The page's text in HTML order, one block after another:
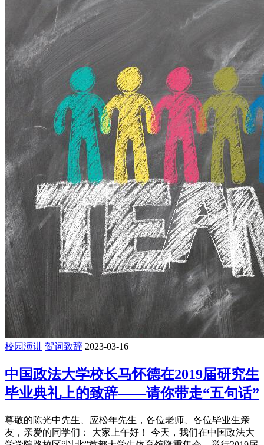
校园演讲 贺词致辞 2023-03-16
中国政法大学校长马怀德在2019届研究生
毕业典礼上的致辞——请你带走“五句话”
尊敬的陈光中先生、应松年先生，各位老师、各位毕业生亲
友，亲爱的同学们： 大家上午好！ 今天，我们在中国政法大